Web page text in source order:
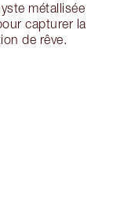
métallisée
capturer la
de rêve.